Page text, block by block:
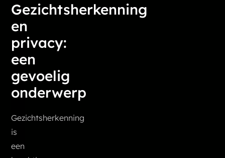
Gezichtsherkenning
en
privacy:
een
gevoelig
onderwerp
Gezichtsherkenning
is
een